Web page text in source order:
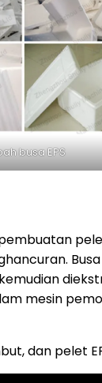
busa EPS
mesin
dan pelet